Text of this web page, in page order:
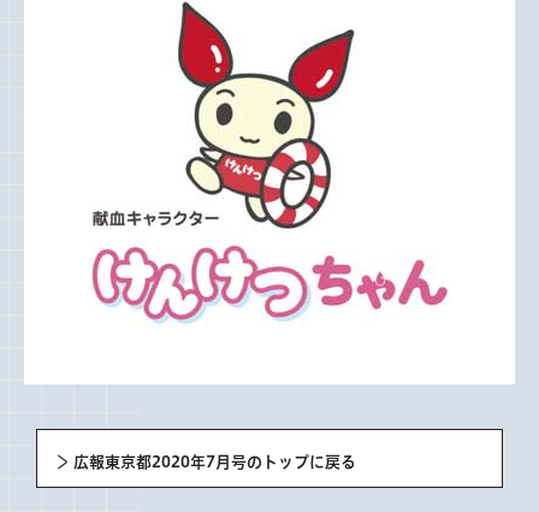
広報東京都2020年7月号のトップに戻る